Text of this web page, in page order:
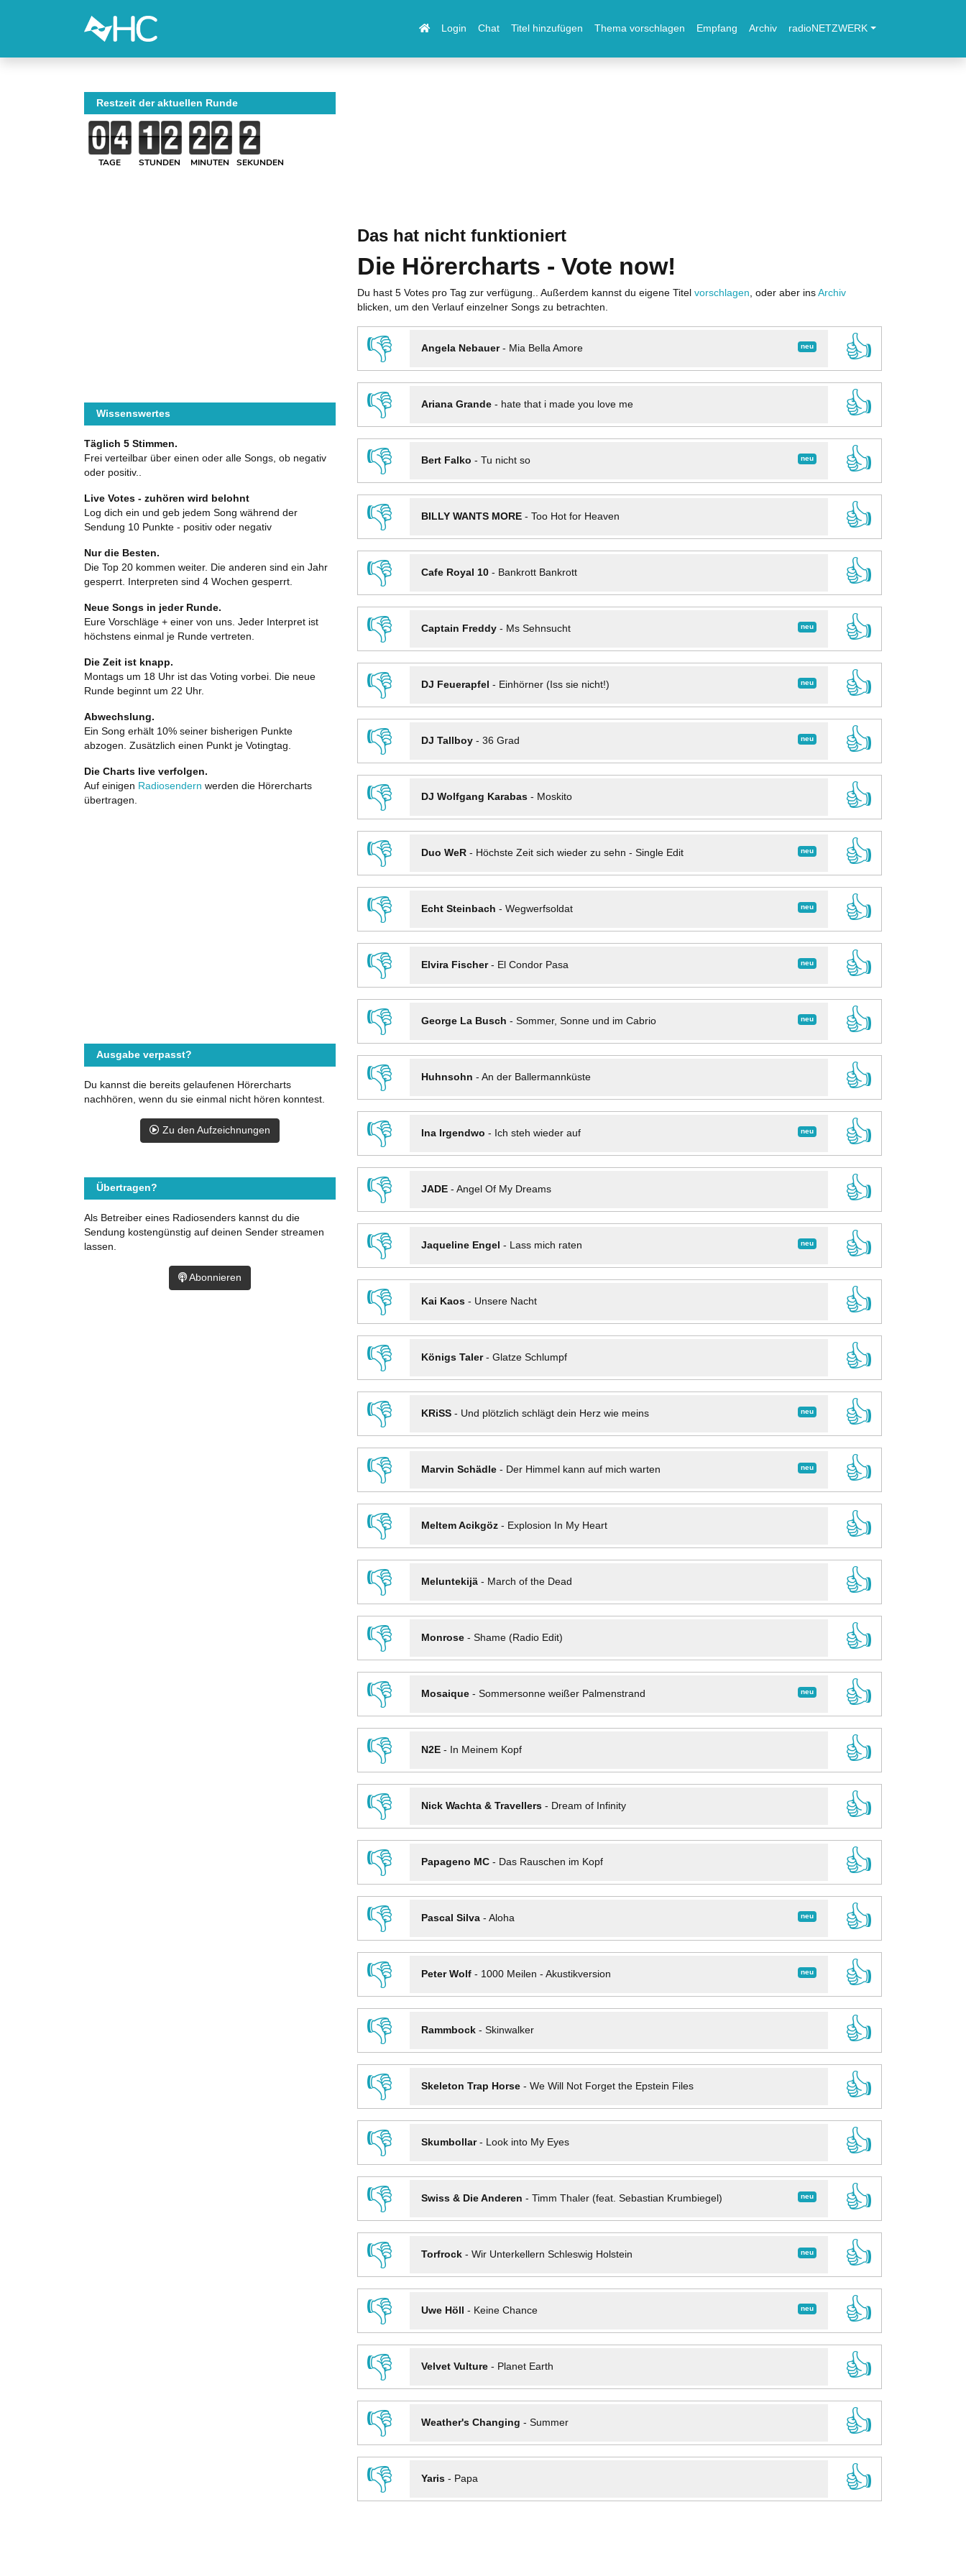
Login Chat Titel hinzufügen Thema vorschlagen Empfang Archiv radioNETZWERK
Das hat nicht funktioniert
Die Hörercharts - Vote now!
Du hast 5 Votes pro Tag zur verfügung.. Außerdem kannst du eigene Titel vorschlagen , oder aber ins Archiv
blicken, um den Verlauf einzelner Songs zu betrachten.
👎 neu
Angela Nebauer- Mia Bella Amore
👍
👎
Ariana Grande- hate that i made you love me
👍
👎
neu
Bert Falko - Tu nicht so
👍
👎
BILLY WANTS MORE- Too Hot for Heaven
👍
👎
Cafe Royal 10- Bankrott Bankrott
👍
👎
neu
Captain Freddy- Ms Sehnsucht
👍
👎
neu
DJ Feuerapfel - Einhörner (Iss sie nicht!)
👍
👎
neu
DJ Tallboy- 36 Grad
👍
👎
DJ Wolfgang Karabas- Moskito
👍
👎
neu
Duo WeR- Höchste Zeit sich wieder zu sehn - Single Edit
👍
👎
neu
Echt Steinbach - Wegwerfsoldat
👍
👎
neu
Elvira Fischer- El Condor Pasa
👍
👎
neu
George La Busch - Sommer, Sonne und im Cabrio
👍
👎
Huhnsohn - An der Ballermannküste
👍
👎
neu
Ina Irgendwo - Ich steh wieder auf
👍
👎
JADE- Angel Of My Dreams
👍
👎
neu
Jaqueline Engel - Lass mich raten
👍
👎
Kai Kaos- Unsere Nacht
👍
👎
Königs Taler- Glatze Schlumpf
👍
👎
neu
KRiSS- Und plötzlich schlägt dein Herz wie meins
👍
👎
neu
Marvin Schädle- Der Himmel kann auf mich warten
👍
👎
Meltem Acikgöz- Explosion In My Heart
👍
👎
Meluntekijä- March of the Dead
👍
👎
Monrose- Shame (Radio Edit)
👍
👎
neu
Mosaique- Sommersonne weißer Palmenstrand
👍
👎
N2E- In Meinem Kopf
👍
👎
Nick Wachta & Travellers- Dream of Infinity
👍
👎
Papageno MC- Das Rauschen im Kopf
👍
👎
neu
Pascal Silva- Aloha
👍
👎
neu
Peter Wolf- 1000 Meilen - Akustikversion
👍
👎
Rammbock- Skinwalker
👍
👎
Skeleton Trap Horse- We Will Not Forget the Epstein Files
👍
👎
Skumbollar- Look into My Eyes
👍
👎
neu
Swiss & Die Anderen - Timm Thaler (feat. Sebastian Krumbiegel)
👍
👎
neu
Torfrock- Wir Unterkellern Schleswig Holstein
👍
👎
neu
Uwe Höll - Keine Chance
👍
👎
Velvet Vulture- Planet Earth
👍
👎
Weather's Changing - Summer
👍
👎
Yaris- Papa 👍
Restzeit der aktuellen Runde
TAGE STUNDEN MINUTEN SEKUNDEN
Wissenswertes
Täglich 5 Stimmen.
Frei verteilbar über einen oder alle Songs, ob negativ
oder positiv..
Live Votes - zuhören wird belohnt
Log dich ein und geb jedem Song während der
Sendung 10 Punkte - positiv oder negativ
Nur die Besten.
Die Top 20 kommen weiter. Die anderen sind ein Jahr
gesperrt. Interpreten sind 4 Wochen gesperrt.
Neue Songs in jeder Runde.
Eure Vorschläge + einer von uns. Jeder Interpret ist
höchstens einmal je Runde vertreten.
Die Zeit ist knapp.
Montags um 18 Uhr ist das Voting vorbei. Die neue
Runde beginnt um 22 Uhr.
Abwechslung.
Ein Song erhält 10% seiner bisherigen Punkte
abzogen. Zusätzlich einen Punkt je Votingtag.
Die Charts live verfolgen.
Auf einigen Radiosendern werden die Hörercharts
übertragen.
Ausgabe verpasst?
Du kannst die bereits gelaufenen Hörercharts
nachhören, wenn du sie einmal nicht hören konntest.
Zu den Aufzeichnungen
Übertragen?
Als Betreiber eines Radiosenders kannst du die
Sendung kostengünstig auf deinen Sender streamen
lassen.
Abonnieren